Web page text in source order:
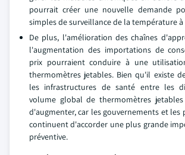
pourrait créer une nouvelle demande
simples de surveillance de la température
De plus, l'amélioration des chaînes
l'augmentation des importations de
prix pourraient conduire à une
thermomètres jetables. Bien qu'il existe
les infrastructures de santé entre les
volume global de thermomètres
d'augmenter, car les gouvernements et les
continuent d'accorder une plus grande
préventive.